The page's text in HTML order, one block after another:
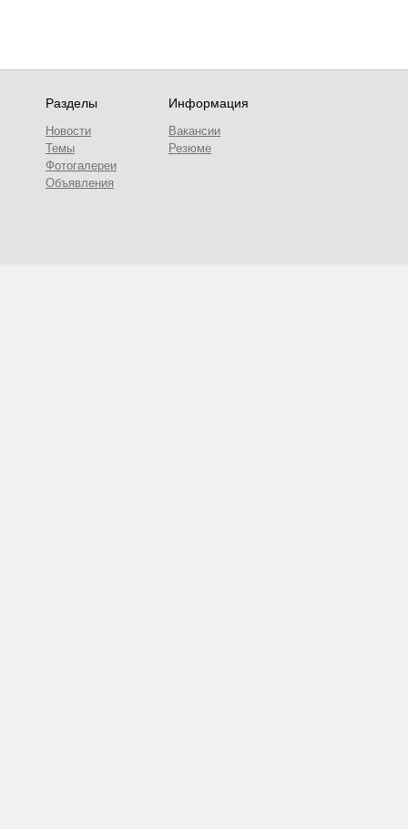
Разделы
Новости
Темы
Фотогалереи
Объявления
Информация
Вакансии
Резюме